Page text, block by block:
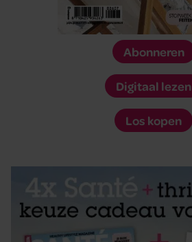
Abonneren
Digitaal lezen
Los kopen